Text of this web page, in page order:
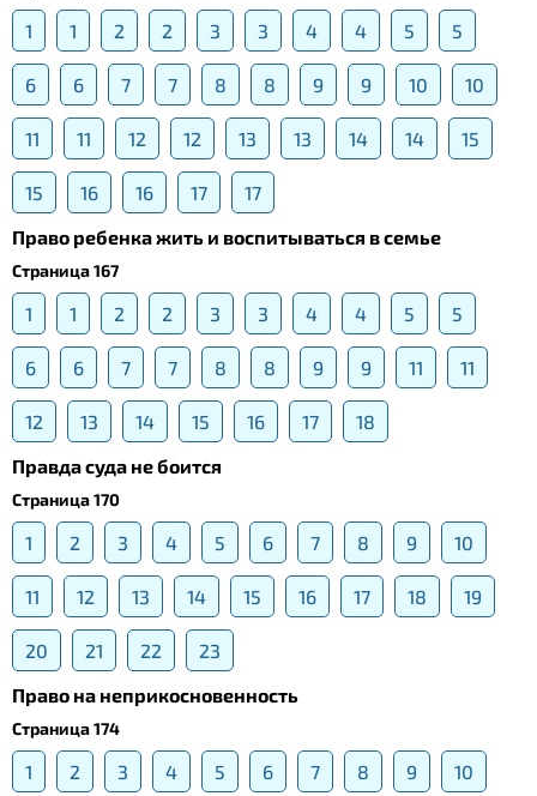
1 1 2 2 3 3 4 4 5 5
6 6 7 7 8 8 9 9 10 10
11 11 12 12 13 13 14 14 15
15 16 16 17
17
Право ребенка жить и воспитываться в семье
Страница 167
1 1 2 2 3 3 4 4 5 5
6 6 7 7 8 8 9 9 11 11
12 13 14 15 16 17
18
Правда суда не боится
Страница 170
1 2 3 4 5 6 7 8 9 10
11 12 13 14 15 16 17 18 19
20 21 22
23
Право на неприкосновенность
Страница 174
1 2 3 4 5 6 7 8 9 10